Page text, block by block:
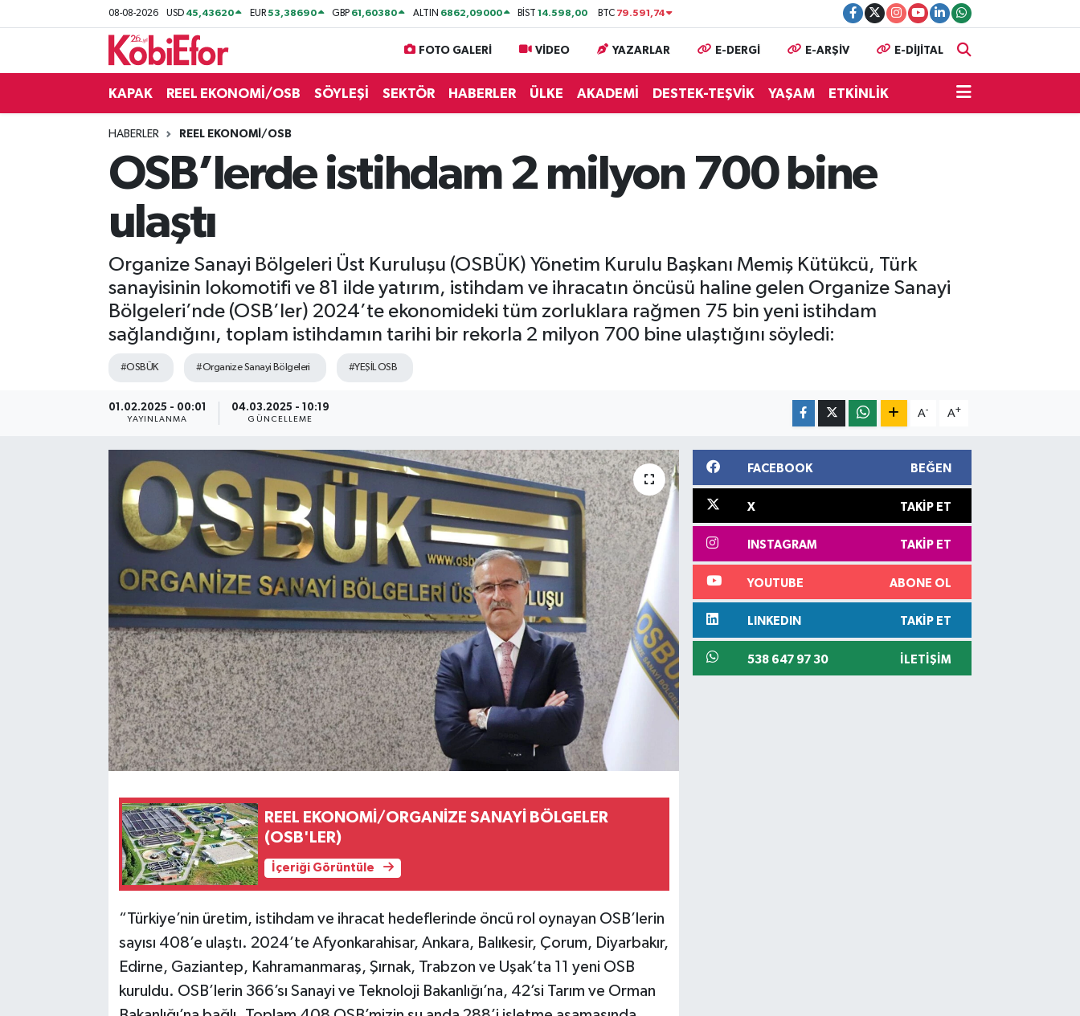
08-08-2026 USD 45,43620 EUR53,38690 GBP 61,60380 ALTIN 6862,09000 BİST14.598,00 BTC 79.591,74
FOTO GALERİ VİDEO YAZARLAR E-DERGİ E-ARŞİV E-DİJİTAL
KAPAK REEL EKONOMİ/OSB SÖYLEŞİ SEKTÖR HABERLER ÜLKE AKADEMİ DESTEK-TEŞVİK YAŞAM ETKİNLİK
HABERLER REEL EKONOMİ/OSB
OSB’lerde istihdam 2 milyon 700 bine
ulaştı
Organize Sanayi Bölgeleri Üst Kuruluşu (OSBÜK) Yönetim Kurulu Başkanı Memiş Kütükcü, Türk
sanayisinin lokomotifi ve 81 ilde yatırım, istihdam ve ihracatın öncüsü haline gelen Organize Sanayi
Bölgeleri’nde (OSB’ler) 2024’te ekonomideki tüm zorluklara rağmen 75 bin yeni istihdam
sağlandığını, toplam istihdamın tarihi bir rekorla 2 milyon 700 bine ulaştığını söyledi:
#OSBÜK #Organize Sanayi Bölgeleri #YEŞİL OSB
01.02.2025 - 00:01
YAYINLANMA
04.03.2025 - 10:19
GÜNCELLEME
A- A+
REEL EKONOMİ/ORGANİZE SANAYİ BÖLGELER
(OSB'LER)
İçeriği Görüntüle
“Türkiye’nin üretim, istihdam ve ihracat hedeflerinde öncü rol oynayan OSB’lerin
sayısı 408’e ulaştı. 2024’te Afyonkarahisar, Ankara, Balıkesir, Çorum, Diyarbakır,
Edirne, Gaziantep, Kahramanmaraş, Şırnak, Trabzon ve Uşak’ta 11 yeni OSB
kuruldu. OSB’lerin 366’sı Sanayi ve Teknoloji Bakanlığı’na, 42’si Tarım ve Orman
FACEBOOK BEĞEN
X TAKIP ET
INSTAGRAM TAKIP ET
YOUTUBE ABONE OL
LINKEDIN TAKIP ET
538 647 97 30 İLETIŞIM
BİLİŞİM PANO
HABERLER